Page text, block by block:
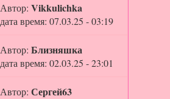
Автор:Vikkulichka
дата время: 07.03.25 - 03:19
Автор:Близняшка
дата время: 02.03.25 - 23:01
Автор:Сергей63